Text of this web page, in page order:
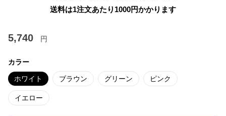
送料は1注文あたり 1000円かかります
5,740 円
カラー
ホワイト ブラウン グリーン ピンク
イエロー